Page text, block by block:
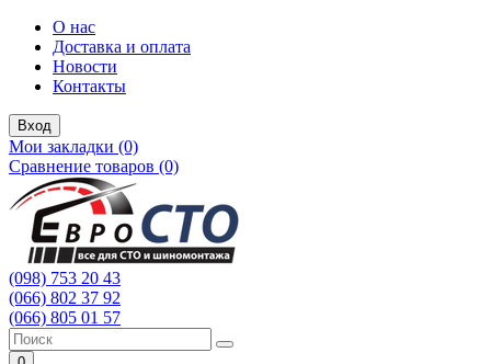
О нас
Доставка и оплата
Новости
Контакты
Вход
Мои закладки (0)
Сравнение товаров (0)
(098) 753 20 43
(066) 802 37 92
(066) 805 01 57